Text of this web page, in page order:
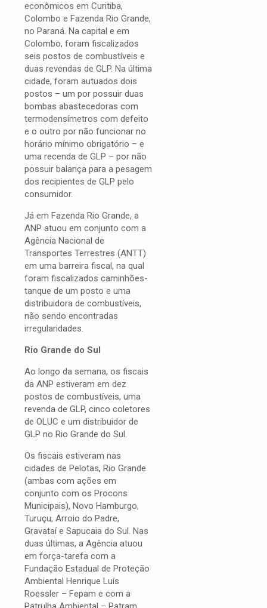
econômicos em Curitiba,
Colombo e Fazenda Rio Grande,
no Paraná. Na capital e em
Colombo, foram fiscalizados
seis postos de combustíveis e
duas revendas de GLP. Na última
cidade, foram autuados dois
postos – um por possuir duas
bombas abastecedoras com
termodensímetros com defeito
e o outro por não funcionar no
horário mínimo obrigatório – e
uma recenda de GLP – por não
possuir balança para a pesagem
dos recipientes de GLP pelo
consumidor.
Já em Fazenda Rio Grande, a
ANP atuou em conjunto com a
Agência Nacional de
Transportes Terrestres (ANTT)
em uma barreira fiscal, na qual
foram fiscalizados caminhões-
tanque de um posto e uma
distribuidora de combustíveis,
não sendo encontradas
irregularidades.
Rio Grande do Sul
Ao longo da semana, os fiscais
da ANP estiveram em dez
postos de combustíveis, uma
revenda de GLP, cinco coletores
de OLUC e um distribuidor de
GLP no Rio Grande do Sul.
Os fiscais estiveram nas
cidades de Pelotas, Rio Grande
(ambas com ações em
conjunto com os Procons
Municipais), Novo Hamburgo,
Turuçu, Arroio do Padre,
Gravataí e Sapucaia do Sul. Nas
duas últimas, a Agência atuou
em força-tarefa com a
Fundação Estadual de Proteção
Ambiental Henrique Luís
Roessler – Fepam e com a